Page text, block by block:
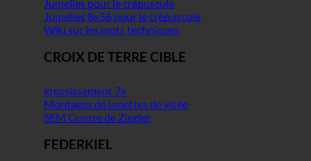
Jumelles pour le crépuscule
Jumelles 8x56 pour le crépuscule
Wiki sur les mots techniques
CROIX DE TERRE CIBLE
grossissement 7x
Montages de lunettes de visée
SEM Contre de Ziegler
FEDERKIEL